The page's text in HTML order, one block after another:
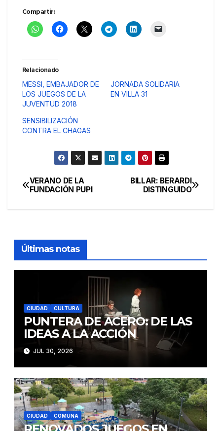
Compartir:
Relacionado
MESSI, EMBAJADOR DE
LOS JUEGOS DE LA
JUVENTUD 2018
JORNADA SOLIDARIA
EN VILLA 31
SENSIBILIZACIÓN
CONTRA EL CHAGAS
Navegación
BILLAR: BERARDI
DISTINGUIDO
VERANO DE LA
FUNDACIÓN PUPI
Últimas notas
CIUDAD CULTURA
PUNTERA DE ACERO: DE LAS
IDEAS A LA ACCIÓN
JUL 30, 2026
CIUDAD COMUNA